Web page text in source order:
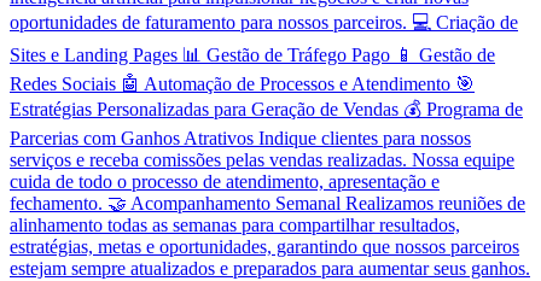
oportunidades de faturamento para nossos parceiros. 💻 Criação de
Sites e Landing Pages 📊 Gestão de Tráfego Pago 📱 Gestão de
Redes Sociais 🤖 Automação de Processos e Atendimento 🎯
Estratégias Personalizadas para Geração de Vendas 💰 Programa de
Parcerias com Ganhos Atrativos Indique clientes para nossos
serviços e receba comissões pelas vendas realizadas. Nossa equipe
cuida de todo o processo de atendimento, apresentação e
fechamento. 🤝 Acompanhamento Semanal Realizamos reuniões de
alinhamento todas as semanas para compartilhar resultados,
estratégias, metas e oportunidades, garantindo que nossos parceiros
estejam sempre atualizados e preparados para aumentar seus ganhos.